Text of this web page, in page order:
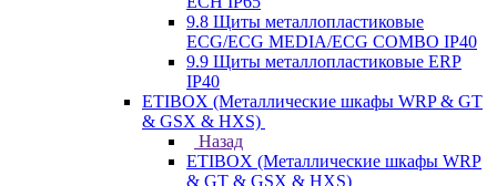
9.8 Щиты металлопластиковые
ECG/ECG MEDIA/ECG COMBO IP40
9.9 Щиты металлопластиковые ERP
IP40
ETIBOX (Металлические шкафы WRP & GT
& GSX & HXS)
Назад
ETIBOX (Металлические шкафы WRP
& GT & GSX & HXS)